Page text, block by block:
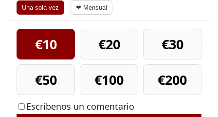
Una sola vez ❤ Mensual
€10 €20
€30
€50
€100 €200
Escríbenos un comentario